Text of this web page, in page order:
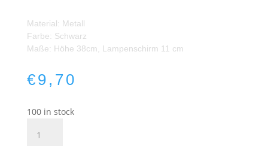
Material: Metall
Farbe: Schwarz
Maße: Höhe 38cm, Lampenschirm 11 cm
€9,70
100 in stock
Tischlampe